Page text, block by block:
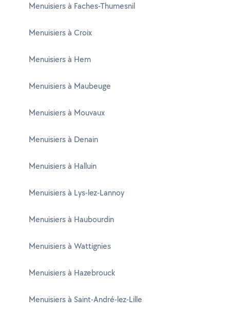
Menuisiers à Faches-Thumesnil
Menuisiers à Croix
Menuisiers à Hem
Menuisiers à Maubeuge
Menuisiers à Mouvaux
Menuisiers à Denain
Menuisiers à Halluin
Menuisiers à Lys-lez-Lannoy
Menuisiers à Haubourdin
Menuisiers à Wattignies
Menuisiers à Hazebrouck
Menuisiers à Saint-André-lez-Lille